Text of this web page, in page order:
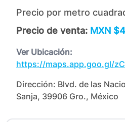
Precio por metro
Precio de venta: MXN
Ver Ubicación:
https://maps.app.goo.gl/
Dirección: Blvd. de las
Sanja, 39906 Gro., México